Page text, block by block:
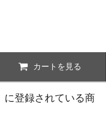
カートを見る
に登録されている商